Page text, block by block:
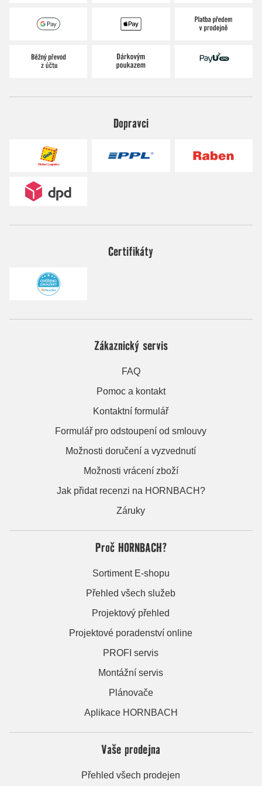
Dopravci
Certifikáty
Zákaznický servis
FAQ
Pomoc a kontakt
Kontaktní formulář
Formulář pro odstoupení od smlouvy
Možnosti doručení a vyzvednutí
Možnosti vrácení zboží
Jak přidat recenzi na HORNBACH?
Záruky
Proč HORNBACH?
Sortiment E-shopu
Přehled všech služeb
Projektový přehled
Projektové poradenství online
PROFI servis
Montážní servis
Plánovače
Aplikace HORNBACH
Vaše prodejna
Přehled všech prodejen